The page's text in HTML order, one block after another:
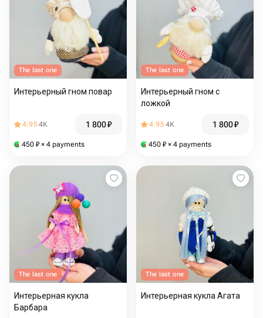
The last one
Интерьерный гном повар
4.954K 1 800₽
450 ₽ × 4 payments
The last one
Интерьерный гном с
ложкой
4.954K 1 800₽
450 ₽ × 4 payments
The last one
Интерьерная кукла
Барбара
The last one
Интерьерная кукла Агата